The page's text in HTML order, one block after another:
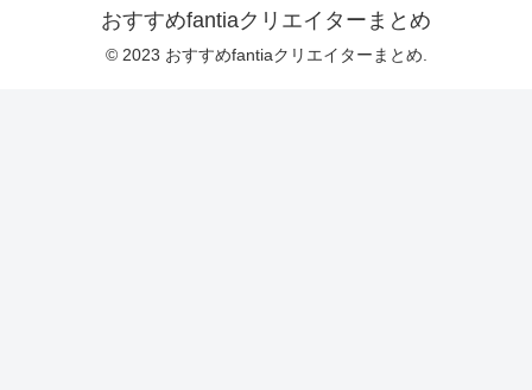
おすすめfantiaクリエイターまとめ
© 2023 おすすめfantiaクリエイターまとめ.